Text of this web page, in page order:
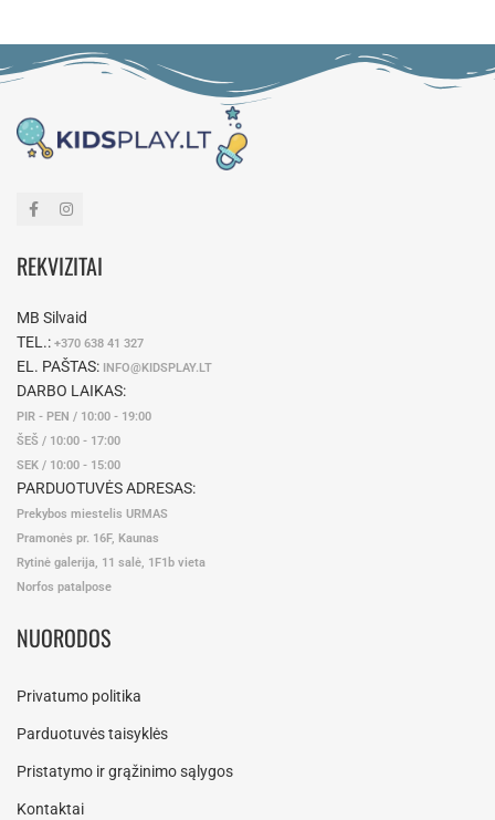
REKVIZITAI
MB Silvaid
TEL.: +370 638 41 327
EL. PAŠTAS: INFO@KIDSPLAY.LT
DARBO LAIKAS:
PIR - PEN / 10:00 - 19:00
ŠEŠ / 10:00 - 17:00
SEK / 10:00 - 15:00
PARDUOTUVĖS ADRESAS:
Prekybos miestelis URMAS
Pramonės pr. 16F, Kaunas
Rytinė galerija, 11 salė, 1F1b vieta
Norfos patalpose
NUORODOS
Privatumo politika
Parduotuvės taisyklės
Pristatymo ir grąžinimo sąlygos
Kontaktai